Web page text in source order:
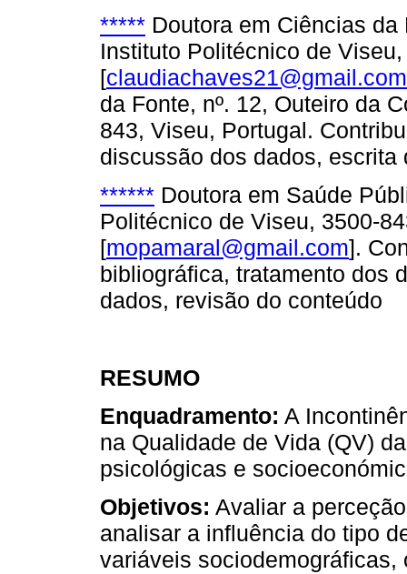
***** Doutora em Ciências
Instituto Politécnico de
[claudiachaves21@gmail.com
da Fonte, nº. 12, Outeiro da
843, Viseu, Portugal.
discussão dos dados,
****** Doutora em Saúde
Politécnico de Viseu, 3500-
[mopamaral@gmail.com].
bibliográfica, tratamento dos
dados, revisão do conteúdo
RESUMO
Enquadramento: A
na Qualidade de Vida (QV)
psicológicas e
Objetivos: Avaliar a
analisar a influência do tipo
variáveis